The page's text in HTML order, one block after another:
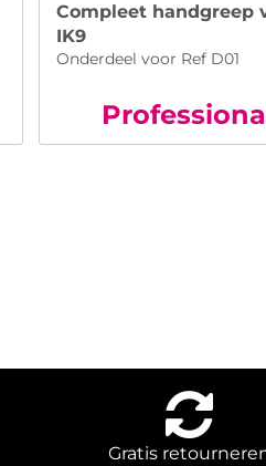
Compleet handgreep
IK9
Onderdeel voor Ref D01
Pro
Gratis